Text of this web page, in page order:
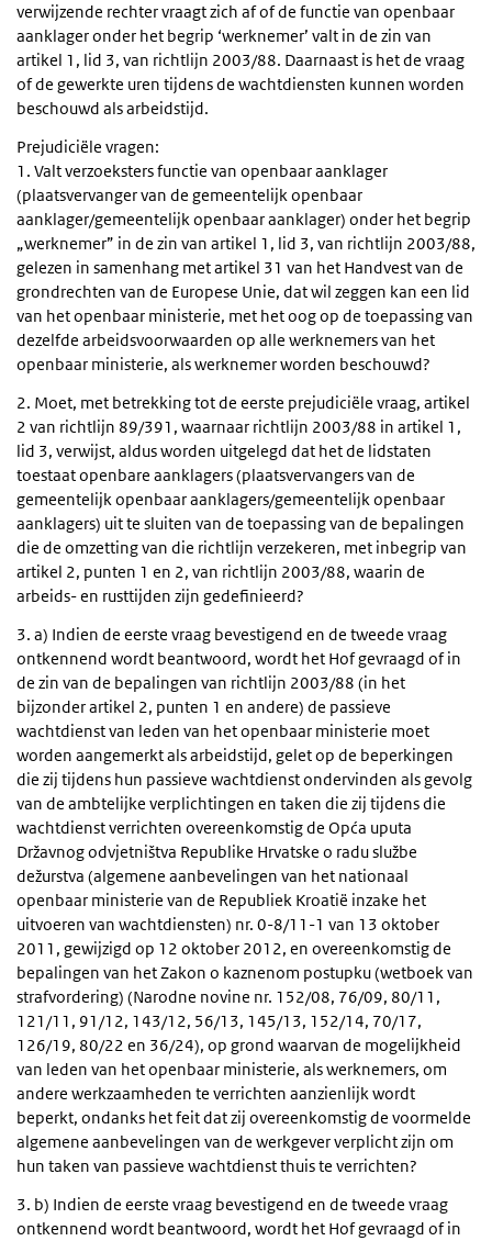
verwijzende rechter vraagt zich af of de functie van openbaar
aanklager onder het begrip ‘werknemer’ valt in de zin van
artikel 1, lid 3, van richtlijn 2003/88. Daarnaast is het de vraag
of de gewerkte uren tijdens de wachtdiensten kunnen worden
beschouwd als arbeidstijd.
Prejudiciële vragen:
1. Valt verzoeksters functie van openbaar aanklager
(plaatsvervanger van de gemeentelijk openbaar
aanklager/gemeentelijk openbaar aanklager) onder het begrip
„werknemer” in de zin van artikel 1, lid 3, van richtlijn 2003/88,
gelezen in samenhang met artikel 31 van het Handvest van de
grondrechten van de Europese Unie, dat wil zeggen kan een lid
van het openbaar ministerie, met het oog op de toepassing van
dezelfde arbeidsvoorwaarden op alle werknemers van het
openbaar ministerie, als werknemer worden beschouwd?
2. Moet, met betrekking tot de eerste prejudiciële vraag, artikel
2 van richtlijn 89/391, waarnaar richtlijn 2003/88 in artikel 1,
lid 3, verwijst, aldus worden uitgelegd dat het de lidstaten
toestaat openbare aanklagers (plaatsvervangers van de
gemeentelijk openbaar aanklagers/gemeentelijk openbaar
aanklagers) uit te sluiten van de toepassing van de bepalingen
die de omzetting van die richtlijn verzekeren, met inbegrip van
artikel 2, punten 1 en 2, van richtlijn 2003/88, waarin de
arbeids- en rusttijden zijn gedefinieerd?
3. a) Indien de eerste vraag bevestigend en de tweede vraag
ontkennend wordt beantwoord, wordt het Hof gevraagd of in
de zin van de bepalingen van richtlijn 2003/88 (in het
bijzonder artikel 2, punten 1 en andere) de passieve
wachtdienst van leden van het openbaar ministerie moet
worden aangemerkt als arbeidstijd, gelet op de beperkingen
die zij tijdens hun passieve wachtdienst ondervinden als gevolg
van de ambtelijke verplichtingen en taken die zij tijdens die
wachtdienst verrichten overeenkomstig de Opća uputa
Državnog odvjetništva Republike Hrvatske o radu službe
dežurstva (algemene aanbevelingen van het nationaal
openbaar ministerie van de Republiek Kroatië inzake het
uitvoeren van wachtdiensten) nr. 0-8/11-1 van 13 oktober
2011, gewijzigd op 12 oktober 2012, en overeenkomstig de
bepalingen van het Zakon o kaznenom postupku (wetboek van
strafvordering) (Narodne novine nr. 152/08, 76/09, 80/11,
121/11, 91/12, 143/12, 56/13, 145/13, 152/14, 70/17,
126/19, 80/22 en 36/24), op grond waarvan de mogelijkheid
van leden van het openbaar ministerie, als werknemers, om
andere werkzaamheden te verrichten aanzienlijk wordt
beperkt, ondanks het feit dat zij overeenkomstig de voormelde
algemene aanbevelingen van de werkgever verplicht zijn om
hun taken van passieve wachtdienst thuis te verrichten?
3. b) Indien de eerste vraag bevestigend en de tweede vraag
ontkennend wordt beantwoord, wordt het Hof gevraagd of in